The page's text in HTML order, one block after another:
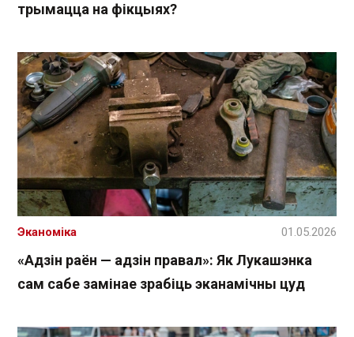
трымацца на фікцыях?
«Адзін раён — адзін правал»: Як Лукашэнка
сам сабе замінае зрабіць эканамічны цуд
Эканоміка 01.05.2026